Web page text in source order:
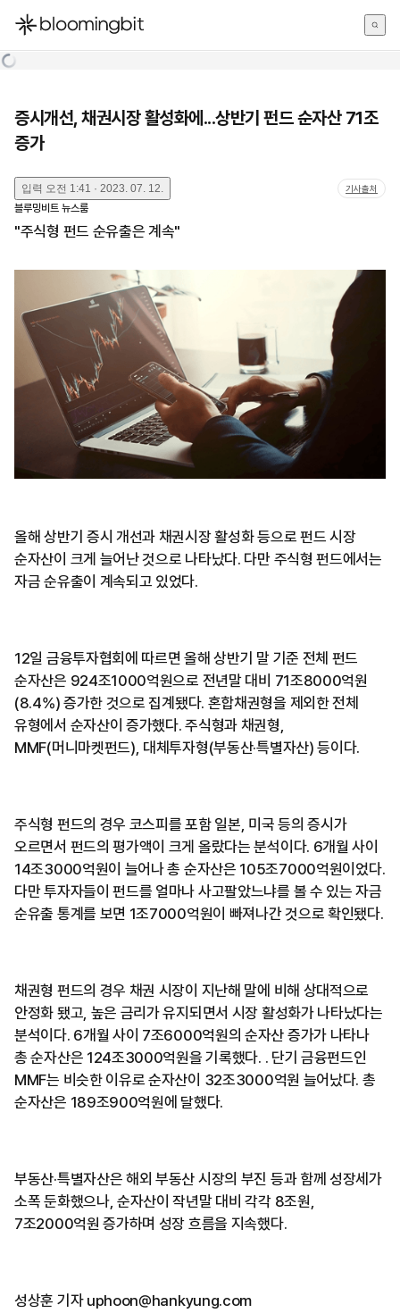
한국어
증시개선, 채권시장 활성화에...상반기 펀드 순자산 71조
증가
입력 오전 1:41 · 2023. 07. 12. 기사출처
블루밍비트 뉴스룸
"주식형 펀드 순유출은 계속"
올해 상반기 증시 개선과 채권시장 활성화 등으로 펀드 시장
순자산이 크게 늘어난 것으로 나타났다. 다만 주식형 펀드에서는
자금 순유출이 계속되고 있었다.
12일 금융투자협회에 따르면 올해 상반기 말 기준 전체 펀드
순자산은 924조1000억원으로 전년말 대비 71조8000억원
(8.4%) 증가한 것으로 집계됐다. 혼합채권형을 제외한 전체
유형에서 순자산이 증가했다. 주식형과 채권형,
MMF(머니마켓펀드), 대체투자형(부동산·특별자산) 등이다.
주식형 펀드의 경우 코스피를 포함 일본, 미국 등의 증시가
오르면서 펀드의 평가액이 크게 올랐다는 분석이다. 6개월 사이
14조3000억원이 늘어나 총 순자산은 105조7000억원이었다.
다만 투자자들이 펀드를 얼마나 사고팔았느냐를 볼 수 있는 자금
순유출 통계를 보면 1조7000억원이 빠져나간 것으로 확인됐다.
채권형 펀드의 경우 채권 시장이 지난해 말에 비해 상대적으로
안정화 됐고, 높은 금리가 유지되면서 시장 활성화가 나타났다는
분석이다. 6개월 사이 7조6000억원의 순자산 증가가 나타나
총 순자산은 124조3000억원을 기록했다. . 단기 금융펀드인
MMF는 비슷한 이유로 순자산이 32조3000억원 늘어났다. 총
순자산은 189조900억원에 달했다.
부동산·특별자산은 해외 부동산 시장의 부진 등과 함께 성장세가
소폭 둔화했으나, 순자산이 작년말 대비 각각 8조원,
7조2000억원 증가하며 성장 흐름을 지속했다.
성상훈 기자 uphoon@hankyung.com